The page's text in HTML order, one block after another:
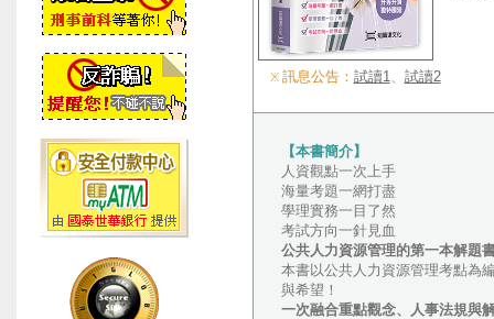
※ 訊息公告： 試讀1、 試讀2
【本書簡介】
人資觀點一次上手
海量考題一網打盡
學理實務一目了然
考試方向一針見血
公共人力資源管理的第一本解題
本書以公共人力資源管理考點為
與希望！
一次融合重點觀念、人事法規與